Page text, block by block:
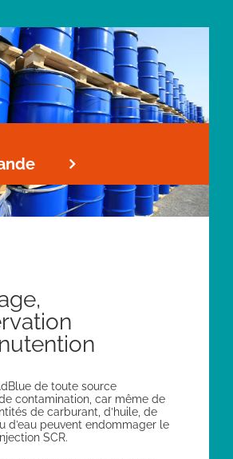
de toute source
contamination, car même de
de carburant, d’huile, de
d’eau peuvent endommager le
SCR.